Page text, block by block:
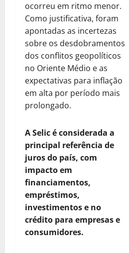
ocorreu em ritmo menor.
Como justificativa, foram
apontadas as incertezas
sobre os desdobramentos
dos conflitos geopolíticos
no Oriente Médio e as
expectativas para inflação
em alta por período mais
prolongado.
A Selic é considerada a
principal referência de
juros do país, com
impacto em
financiamentos,
empréstimos,
investimentos e no
crédito para empresas e
consumidores.